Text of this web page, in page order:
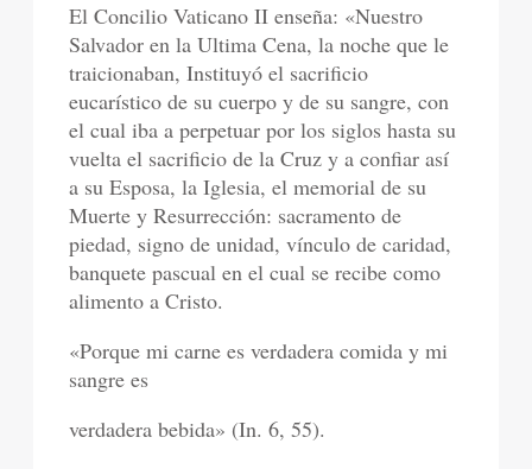
El Concilio Vaticano II enseña: «Nuestro
Salvador en la Ultima Cena, la noche que le
traicionaban, Instituyó el sacrificio
eucarístico de su cuerpo y de su sangre, con
el cual iba a perpetuar por los siglos hasta su
vuelta el sacrificio de la Cruz y a confiar así
a su Esposa, la Iglesia, el memorial de su
Muerte y Resurrección: sacramento de
piedad, signo de unidad, vínculo de caridad,
banquete pascual en el cual se recibe como
alimento a Cristo.
«Porque mi carne es verdadera comida y mi
sangre es
verdadera bebida» (In. 6, 55).